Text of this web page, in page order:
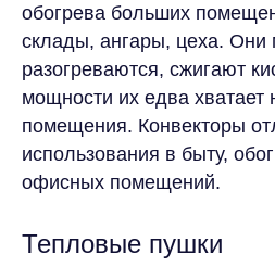
обогрева больших
склады, ангары, цеха. Они
разогреваются, сжигают
мощности их едва хватает
помещения. Конвекторы
использования в быту,
офисных помещений.
Тепловые пушки